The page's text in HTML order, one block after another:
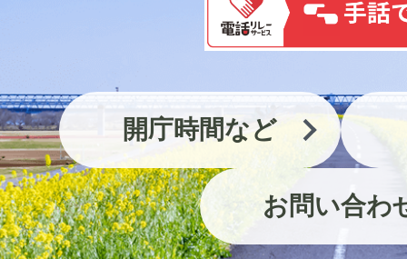
開庁時間など
お問い合わ